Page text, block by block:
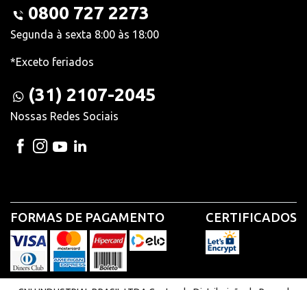
0800 727 2273
Segunda à sexta 8:00 às 18:00
*Exceto feriados
(31) 2107-2045
Nossas Redes Sociais
FORMAS DE PAGAMENTO CERTIFICADOS